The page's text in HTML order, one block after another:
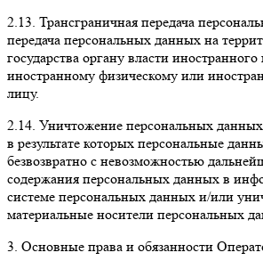
2.13. Трансграничная передача
передача персональных данных на
государства органу власти иностранного
иностранному физическому или
лицу.
2.14. Уничтожение персональных
в результате которых персональные
безвозвратно с невозможностью
содержания персональных данных в
системе персональных данных и/или
материальные носители персональных
3. Основные права и обязанности